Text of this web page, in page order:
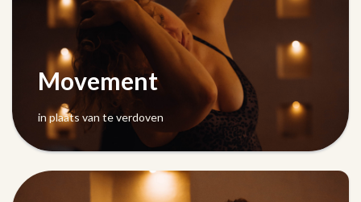
Movement
in plaats van te verdoven